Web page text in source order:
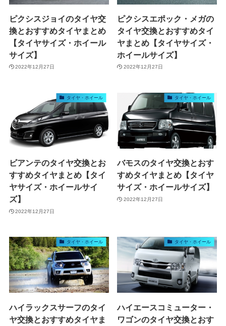
ピクシスジョイのタイヤ交
換とおすすめタイヤまとめ
【タイヤサイズ・ホイール
サイズ】
2022年12月27日
ピクシスエポック・メガの
タイヤ交換とおすすめタイ
ヤまとめ【タイヤサイズ・
ホイールサイズ】
2022年12月27日
タイヤ・ホイール
ビアンテのタイヤ交換とお
すすめタイヤまとめ【タイ
ヤサイズ・ホイールサイ
ズ】
2022年12月27日
タイヤ・ホイール
バモスのタイヤ交換とおす
すめタイヤまとめ【タイヤ
サイズ・ホイールサイズ】
2022年12月27日
タイヤ・ホイール
ハイラックスサーフのタイ
ヤ交換とおすすめタイヤま
タイヤ・ホイール
ハイエースコミューター・
ワゴンのタイヤ交換とおす